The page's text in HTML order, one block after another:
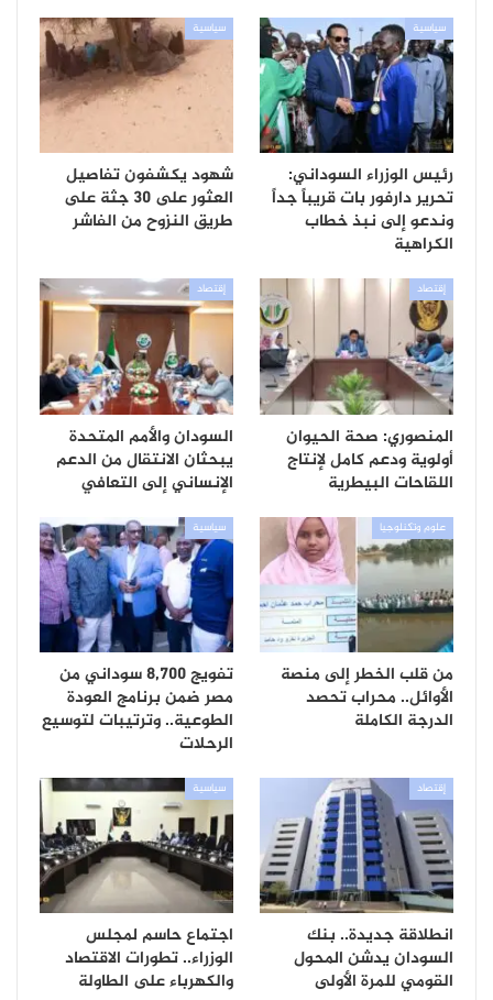
سياسية
رئيس الوزراء السوداني:
تحرير دارفور بات قريباً جداً
وندعو إلى نبذ خطاب
الكراهية
سياسية
شهود يكشفون تفاصيل
العثور على 30 جثة على
طريق النزوح من الفاشر
إقتصاد
المنصوري: صحة الحيوان
أولوية ودعم كامل لإنتاج
اللقاحات البيطرية
إقتصاد
السودان والأمم المتحدة
يبحثان الانتقال من الدعم
الإنساني إلى التعافي
علوم وتكنلوجيا
من قلب الخطر إلى منصة
الأوائل.. محراب تحصد
الدرجة الكاملة
سياسية
تفويج 8,700 سوداني من
مصر ضمن برنامج العودة
الطوعية.. وترتيبات لتوسيع
الرحلات
إقتصاد
انطلاقة جديدة.. بنك
السودان يدشن المحول
القومي للمرة الأولى
سياسية
اجتماع حاسم لمجلس
الوزراء.. تطورات الاقتصاد
والكهرباء على الطاولة